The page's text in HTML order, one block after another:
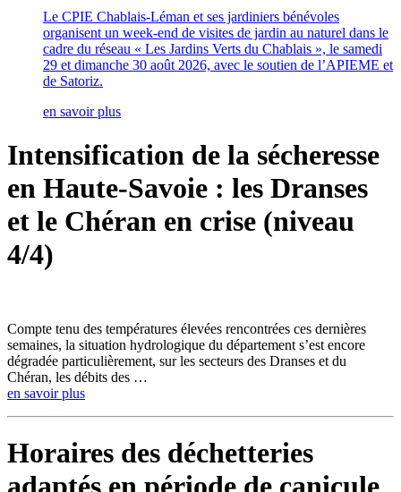
Le CPIE Chablais-Léman et ses jardiniers bénévoles
organisent un week-end de visites de jardin au naturel dans le
cadre du réseau « Les Jardins Verts du Chablais », le samedi
29 et dimanche 30 août 2026, avec le soutien de l’APIEME et
de Satoriz.
en savoir plus
Intensification de la sécheresse
en Haute-Savoie : les Dranses
et le Chéran en crise (niveau
4/4)
Compte tenu des températures élevées rencontrées ces dernières
semaines, la situation hydrologique du département s’est encore
dégradée particulièrement, sur les secteurs des Dranses et du
Chéran, les débits des …
en savoir plus
Horaires des déchetteries